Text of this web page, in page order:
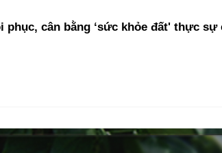
phục, cân bằng ‘sức khỏe đất' thực sự